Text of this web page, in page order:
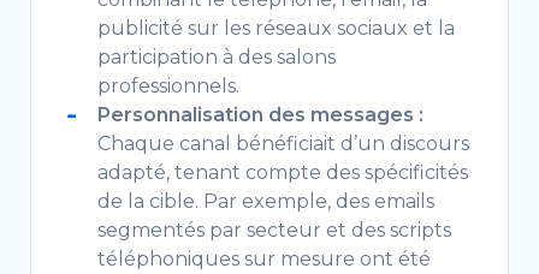
publicité sur les réseaux sociaux et la
participation à des salons
professionnels.
Personnalisation des messages :
Chaque canal bénéficiait d’un discours
adapté, tenant compte des spécificités
de la cible. Par exemple, des emails
segmentés par secteur et des scripts
téléphoniques sur mesure ont été